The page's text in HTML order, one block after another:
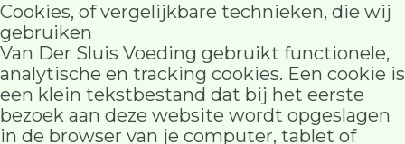
Cookies, of vergelijkbare technieken, die wij
gebruiken
Van Der Sluis Voeding gebruikt functionele,
analytische en tracking cookies. Een cookie is
een klein tekstbestand dat bij het eerste
bezoek aan deze website wordt opgeslagen
in de browser van je computer, tablet of